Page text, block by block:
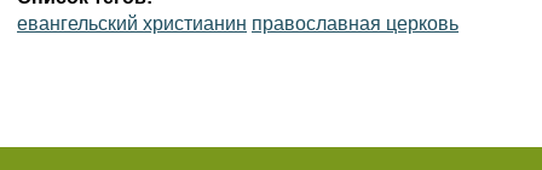
евангельский христианин православная церковь